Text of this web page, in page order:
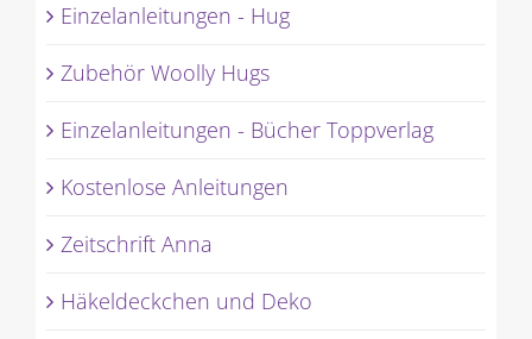
Einzelanleitungen - Hug
Zubehör Woolly Hugs
Einzelanleitungen - Bücher Toppverlag
Kostenlose Anleitungen
Zeitschrift Anna
Häkeldeckchen und Deko